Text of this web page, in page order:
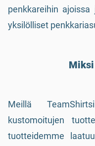
penkkareihin
yksilölliset
Miksi
Meillä
kustomoitujen
tuotteidemme